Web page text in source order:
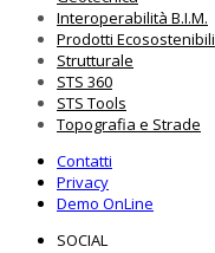
Interoperabilità B.I.M.
Prodotti Ecosostenibili
Strutturale
STS 360
STS Tools
Topografia e Strade
Contatti
Privacy
Demo OnLine
SOCIAL